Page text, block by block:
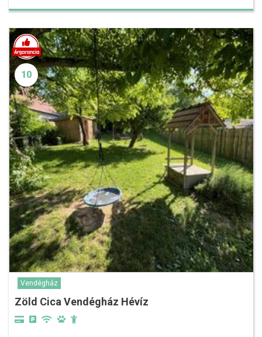
10
Vendégház
Zöld Cica Vendégház Hévíz